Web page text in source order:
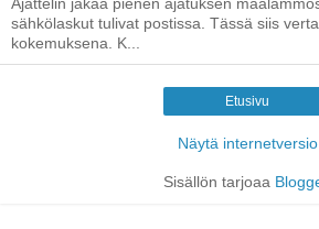
sähkölaskut tulivat postissa. Tässä siis
kokemuksena. K...
Etusivu
Näytä internetversio
Sisällön tarjoaa